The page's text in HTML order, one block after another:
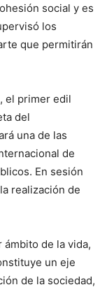
social y es
los
que permitirán
el primer edil
del
una de las
de
En sesión
realización de
de la vida,
un eje
de la sociedad,